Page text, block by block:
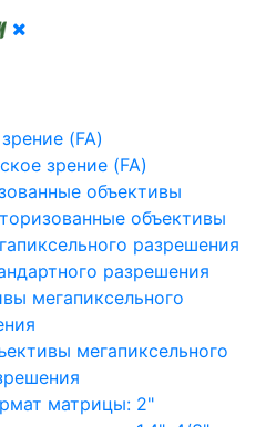
(FA)
зрение (FA)
объективы
объективы
разрешения
разрешения
мегапиксельного
мегапиксельного
матрицы: 2"